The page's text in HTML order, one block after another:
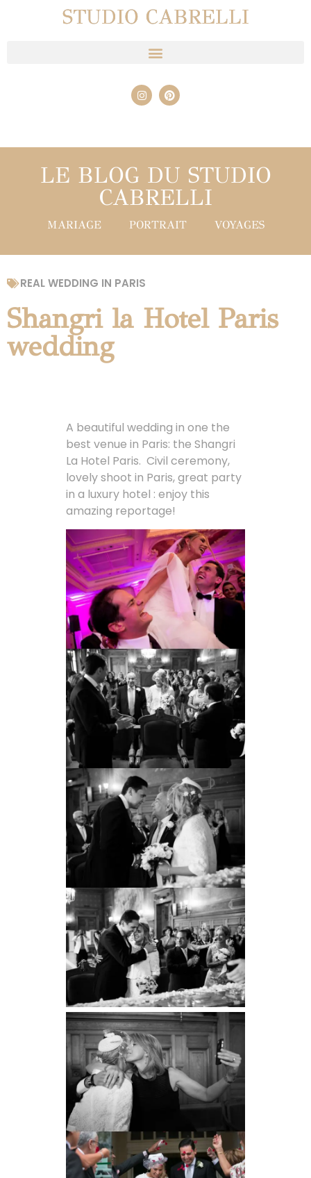
STUDIO CABRELLI
LE BLOG DU STUDIO
CABRELLI
MARIAGE PORTRAIT VOYAGES
REAL WEDDING IN PARIS
Shangri la Hotel Paris
wedding
A beautiful wedding in one the
best venue in Paris: the Shangri
La Hotel Paris. Civil ceremony,
lovely shoot in Paris, great party
in a luxury hotel : enjoy this
amazing reportage!